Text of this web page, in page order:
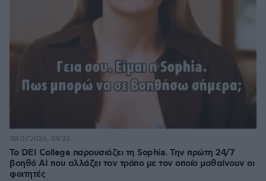
Το DEI College παρουσιάζει τη Sophia. Την πρώτη 24/7
βοηθό AI που αλλάζει τον τρόπο με τον οποίο μαθαίνουν οι
φοιτητές
30.07.2026, 09:33